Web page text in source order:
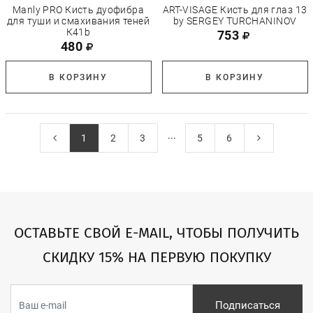
Manly PRO Кисть дуофибра
для туши и смахивания теней
К41b
480
В КОРЗИНУ
ART-VISAGE Кисть для глаз 13
by SERGEY TURCHANINOV
753
В КОРЗИНУ
1 2 3 ... 5 6
ОСТАВЬТЕ СВОЙ E-MAIL, ЧТОБЫ ПОЛУЧИТЬ
СКИДКУ 15% НА ПЕРВУЮ ПОКУПКУ
Подписаться